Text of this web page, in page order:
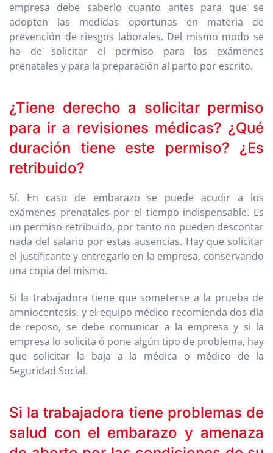
empresa debe saberlo cuanto antes para que se
adopten las medidas oportunas en materia de
prevención de riesgos laborales. Del mismo modo se
ha de solicitar el permiso para los exámenes
prenatales y para la preparación al parto por escrito.
¿Tiene derecho a solicitar permiso
para ir a revisiones médicas? ¿Qué
duración tiene este permiso? ¿Es
retribuido?
Sí. En caso de embarazo se puede acudir a los
exámenes prenatales por el tiempo indispensable. Es
un permiso retribuido, por tanto no pueden descontar
nada del salario por estas ausencias. Hay que solicitar
el justificante y entregarlo en la empresa, conservando
una copia del mismo.
Si la trabajadora tiene que someterse a la prueba de
amniocentesis, y el equipo médico recomienda dos día
de reposo, se debe comunicar a la empresa y si la
empresa lo solicita ó pone algún tipo de problema, hay
que solicitar la baja a la médica o médico de la
Seguridad Social.
Si la trabajadora tiene problemas de
salud con el embarazo y amenaza